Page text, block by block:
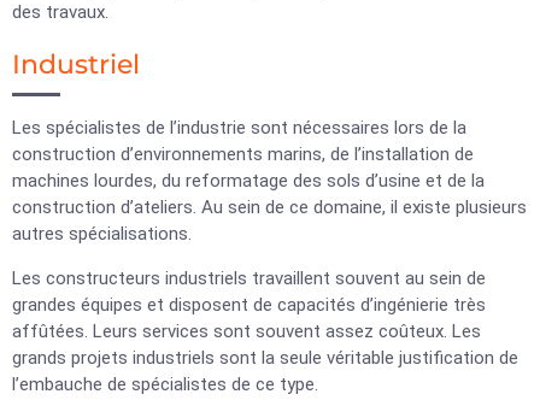
des travaux.
Industriel
Les spécialistes de l’industrie sont nécessaires lors de la
construction d’environnements marins, de l’installation de
machines lourdes, du reformatage des sols d’usine et de la
construction d’ateliers. Au sein de ce domaine, il existe plusieurs
autres spécialisations.
Les constructeurs industriels travaillent souvent au sein de
grandes équipes et disposent de capacités d’ingénierie très
affûtées. Leurs services sont souvent assez coûteux. Les
grands projets industriels sont la seule véritable justification de
l’embauche de spécialistes de ce type.